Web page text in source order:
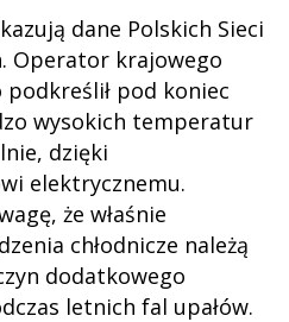
dane Polskich Sieci
Operator krajowego
podkreślił pod koniec
wysokich temperatur
dzięki
elektrycznemu.
że właśnie
chłodnicze należą
dodatkowego
letnich fal upałów.